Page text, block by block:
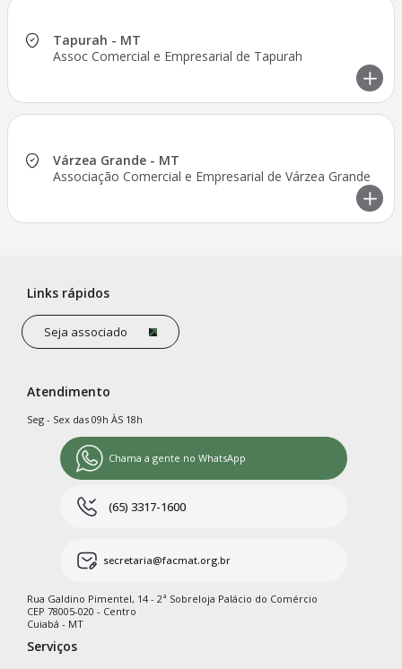
Tapurah - MT
Assoc Comercial e Empresarial de Tapurah
Várzea Grande - MT
Associação Comercial e Empresarial de Várzea Grande
Links rápidos
Seja associado
Atendimento
Seg - Sex das 09h ÀS 18h
Chama a gente no WhatsApp
(65) 3317-1600
secretaria@facmat.org.br
Rua Galdino Pimentel, 14 - 2ª Sobreloja Palácio do Comércio
CEP 78005-020 - Centro
Cuiabá - MT
Serviços